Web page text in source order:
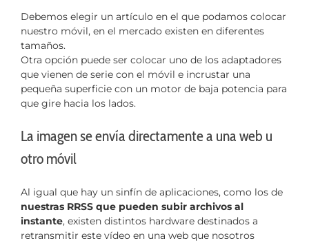
Debemos elegir un artículo en el que podamos colocar
nuestro móvil, en el mercado existen en diferentes
tamaños.
Otra opción puede ser colocar uno de los adaptadores
que vienen de serie con el móvil e incrustar una
pequeña superficie con un motor de baja potencia para
que gire hacia los lados.
La imagen se envía directamente a una web u
otro móvil
Al igual que hay un sinfín de aplicaciones, como los de
nuestras RRSS que pueden subir archivos al
instante, existen distintos hardware destinados a
retransmitir este vídeo en una web que nosotros